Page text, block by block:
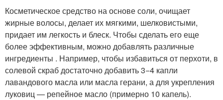
Косметическое средство на основе соли, очищает
жирные волосы, делает их мягкими, шелковистыми,
придает им легкость и блеск. Чтобы сделать его еще
более эффективным, можно добавлять различные
ингредиенты . Например, чтобы избавиться от перхоти, в
солевой скраб достаточно добавить 3−4 капли
лавандового масла или масла герани, а для укрепления
луковиц — репейное масло (примерно 10 капель).